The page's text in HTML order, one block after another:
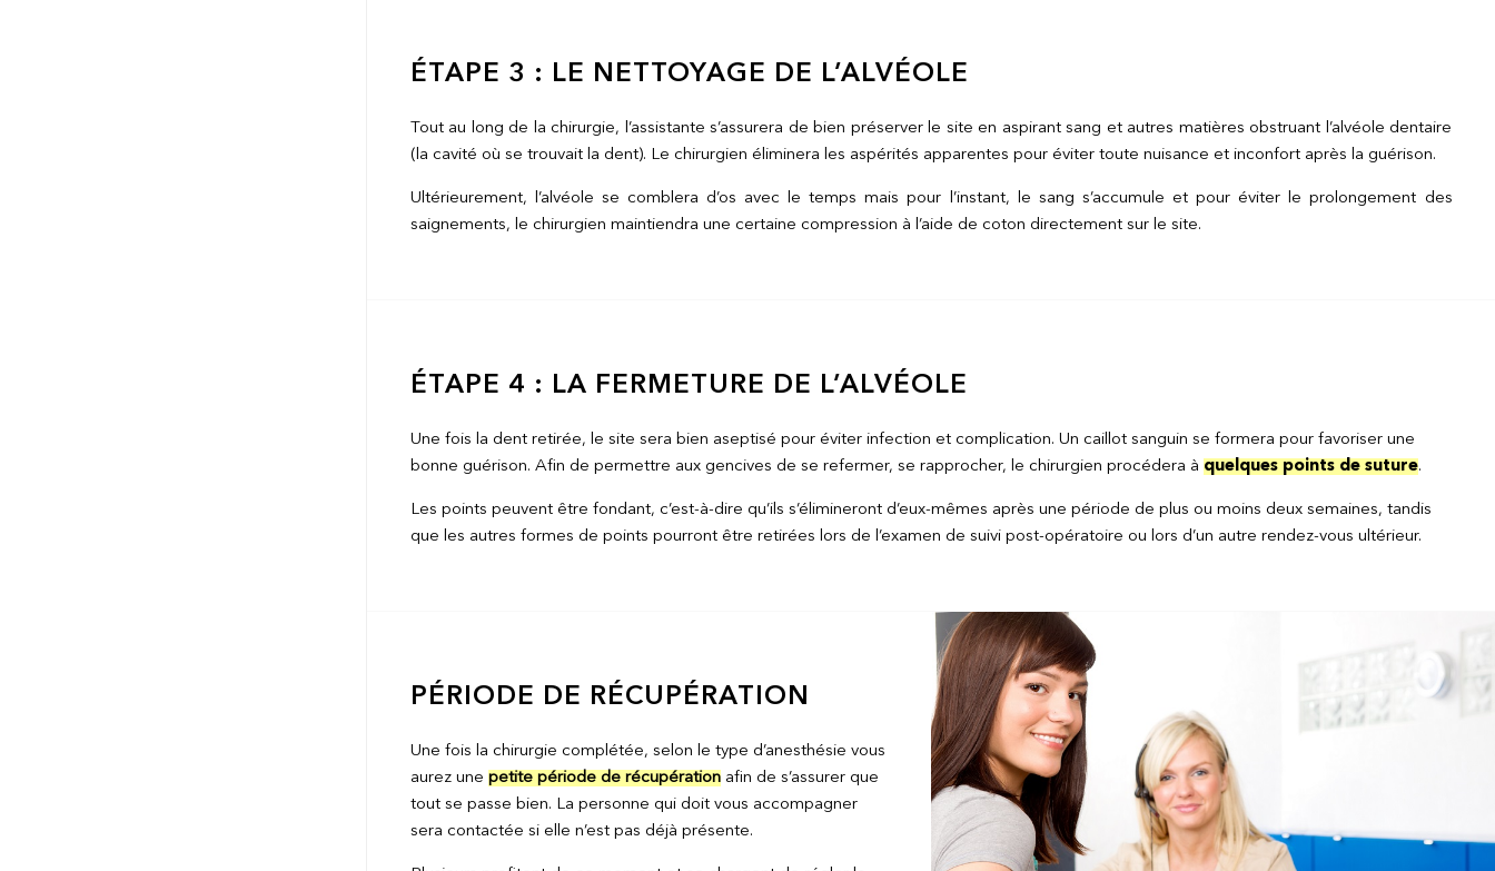
ÉTAPE 3 : LE NETTOYAGE DE L’ALVÉOLE
Tout au long de la chirurgie, l’assistante s’assurera de bien préserver le site en aspirant sang et autres matières obstruant l’alvéole dentaire
(la cavité où se trouvait la dent). Le chirurgien éliminera les aspérités apparentes pour éviter toute nuisance et inconfort après la guérison.
Ultérieurement, l’alvéole se comblera d’os avec le temps mais pour l’instant, le sang s’accumule et pour éviter le prolongement des
saignements, le chirurgien maintiendra une certaine compression à l’aide de coton directement sur le site.
ÉTAPE 4 : LA FERMETURE DE L’ALVÉOLE
Une fois la dent retirée, le site sera bien aseptisé pour éviter infection et complication. Un caillot sanguin se formera pour favoriser une
bonne guérison. Afin de permettre aux gencives de se refermer, se rapprocher, le chirurgien procédera à quelques points de suture.
Les points peuvent être fondant, c’est-à-dire qu’ils s’élimineront d’eux-mêmes après une période de plus ou moins deux semaines, tandis
que les autres formes de points pourront être retirées lors de l’examen de suivi post-opératoire ou lors d’un autre rendez-vous ultérieur.
PÉRIODE DE RÉCUPÉRATION
Une fois la chirurgie complétée, selon le type d’anesthésie vous
aurez une petite période de récupérationafin de s’assurer que
tout se passe bien. La personne qui doit vous accompagner
sera contactée si elle n’est pas déjà présente.